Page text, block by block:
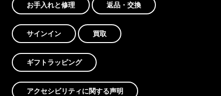
お手入れと修理 返品・交換
サインイン 買取
ギフトラッピング
アクセシビリティに関する声明